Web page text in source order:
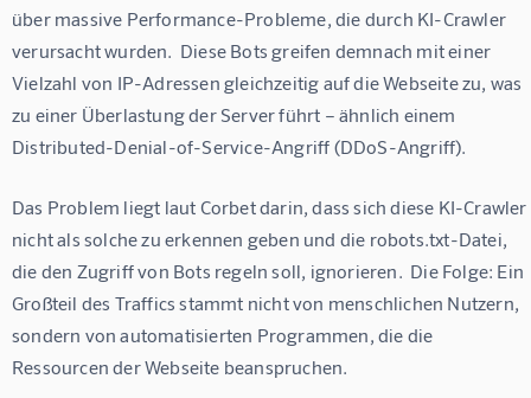
über massive Performance-Probleme, die durch KI-Crawler
verursacht wurden.  Diese Bots greifen demnach mit einer
Vielzahl von IP-Adressen gleichzeitig auf die Webseite zu, was
zu einer Überlastung der Server führt – ähnlich einem
Distributed-Denial-of-Service-Angriff (DDoS-Angriff).
Das Problem liegt laut Corbet darin, dass sich diese KI-Crawler
nicht als solche zu erkennen geben und die robots.txt-Datei,
die den Zugriff von Bots regeln soll, ignorieren.  Die Folge: Ein
Großteil des Traffics stammt nicht von menschlichen Nutzern,
sondern von automatisierten Programmen, die die
Ressourcen der Webseite beanspruchen.